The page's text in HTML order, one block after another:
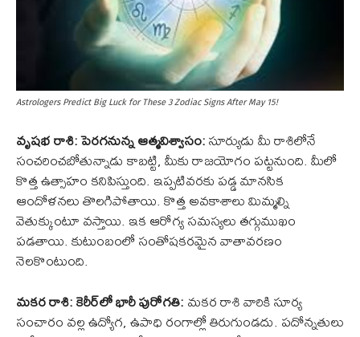
Astrologers Predict Big Luck for These 3 Zodiac Signs After May 15!
వృషభ రాశి: పెరగనున్న ఆత్మవిశ్వాసం:సూర్యుడు మీ రాశిలోనే
సంచరించబోతున్నాడు కాబట్టి, మీకు రాజయోగం పట్టనుంది. మీలో
కొత్త ఉత్సాహం కనిపిస్తుంది. ఇప్పటివరకు పడ్డ మానసిక
ఆందోళనలు తొలగిపోతాయి. కొత్త అవకాశాలు మిమ్మల్ని
వెతుక్కుంటూ వస్తాయి. ఇక ఆరోగ్య సమస్యలు తగ్గుముఖం
పడతాయి. కుటుంబంలో సంతోషకరమైన వాతావరణం
నెలకొంటుంది.
మకర రాశి: కెరీర్‌లో భారీ పురోగతి:మకర రాశి వారికి సూర్య
సంచారం వల్ల ఉద్యోగ, ఉపాధి రంగాల్లో తిరుగుండదు. పదోన్నతులు